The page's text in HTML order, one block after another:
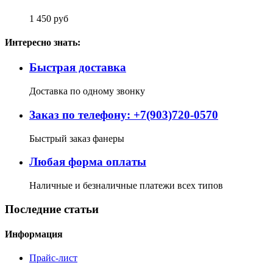
1 450 руб
Интересно знать:
Быстрая доставка
Доставка по одному звонку
Заказ по телефону: +7(903)720-0570
Быстрый заказ фанеры
Любая форма оплаты
Наличные и безналичные платежи всех типов
Последние статьи
Информация
Прайс-лист